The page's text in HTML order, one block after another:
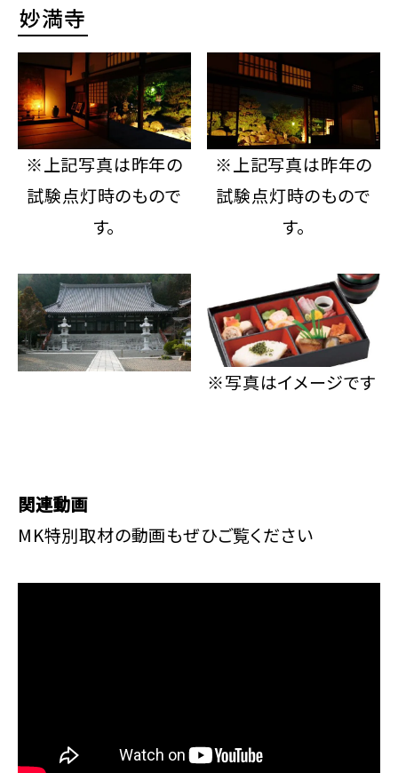
妙満寺
※上記写真は昨年の
試験点灯時のもので
す。
※上記写真は昨年の
試験点灯時のもので
す。
※写真はイメージです
関連動画
MK特別取材の動画もぜひご覧ください